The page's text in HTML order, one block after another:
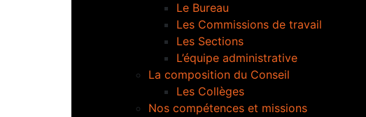
Le Bureau
Les Commissions de travail
Les Sections
L’équipe administrative
La composition du Conseil
Les Collèges
Nos compétences et missions